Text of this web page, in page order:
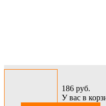
186 руб.
У вас в